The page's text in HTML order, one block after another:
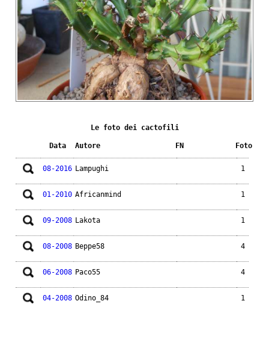
Le foto dei cactofili
Data Autore FN Foto
08-2016 Lampughi 1
01-2010 Africanmind 1
09-2008 Lakota 1
08-2008 Beppe58 4
06-2008 Paco55 4
04-2008 Odino_84 1